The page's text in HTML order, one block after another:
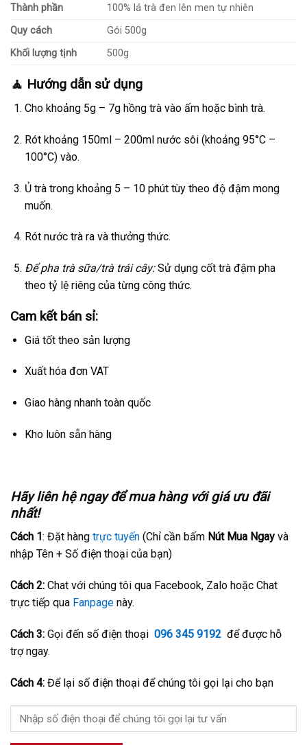
Thành phần
100% lá trà đen lên men tự nhiên
Quy cách
Gói 500g
Khối lượng tịnh
500g
🧘 Hướng dẫn sử dụng
Cho khoảng 5g – 7g hồng trà vào ấm hoặc bình trà.
Rót khoảng 150ml – 200ml nước sôi (khoảng 95°C –
100°C) vào.
Ủ trà trong khoảng 5 – 10 phút tùy theo độ đậm mong
muốn.
Rót nước trà ra và thưởng thức.
Để pha trà sữa/trà trái cây:Sử dụng cốt trà đậm pha
theo tỷ lệ riêng của từng công thức.
Cam kết bán sỉ:
Giá tốt theo sản lượng
Xuất hóa đơn VAT
Giao hàng nhanh toàn quốc
Kho luôn sẵn hàng
Hãy liên hệ ngay để mua hàng với giá ưu đãi
nhất!
Cách 1 : Đặt hàng trực tuyến (Chỉ cần bấm Nút Mua Ngay và
nhập Tên + Số điện thoại của bạn)
Cách 2: Chat với chúng tôi qua Facebook, Zalo hoặc Chat
trực tiếp qua Fanpage này.
Cách 3: Gọi đến số điện thoại 096 345 9192 để được hỗ
trợ ngay.
Cách 4: Để lại số điện thoại để chúng tôi gọi lại cho bạn